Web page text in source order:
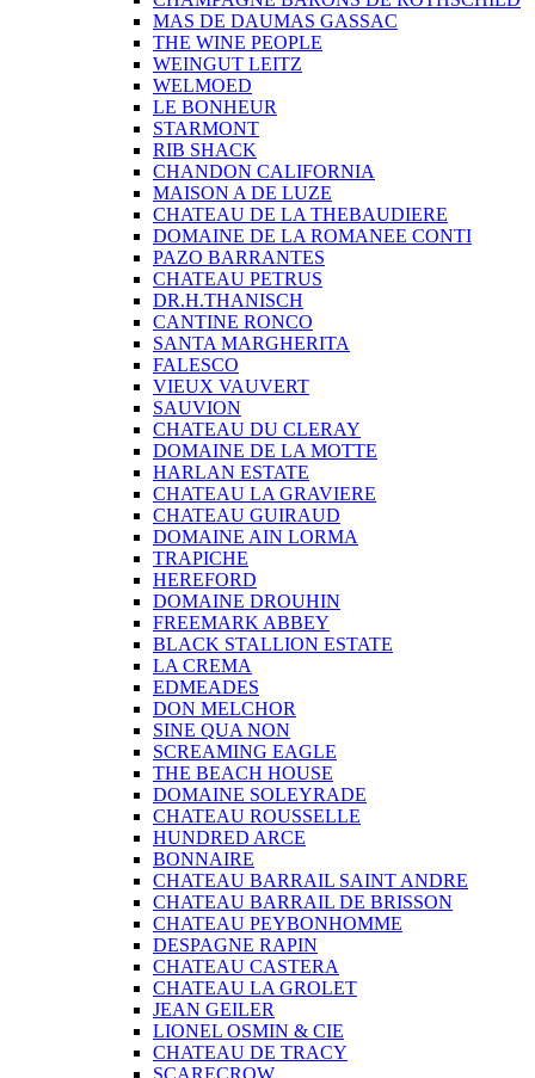
MAS DE DAUMAS GASSAC
THE WINE PEOPLE
WEINGUT LEITZ
WELMOED
LE BONHEUR
STARMONT
RIB SHACK
CHANDON CALIFORNIA
MAISON A DE LUZE
CHATEAU DE LA THEBAUDIERE
DOMAINE DE LA ROMANEE CONTI
PAZO BARRANTES
CHATEAU PETRUS
DR.H.THANISCH
CANTINE RONCO
SANTA MARGHERITA
FALESCO
VIEUX VAUVERT
SAUVION
CHATEAU DU CLERAY
DOMAINE DE LA MOTTE
HARLAN ESTATE
CHATEAU LA GRAVIERE
CHATEAU GUIRAUD
DOMAINE AIN LORMA
TRAPICHE
HEREFORD
DOMAINE DROUHIN
FREEMARK ABBEY
BLACK STALLION ESTATE
LA CREMA
EDMEADES
DON MELCHOR
SINE QUA NON
SCREAMING EAGLE
THE BEACH HOUSE
DOMAINE SOLEYRADE
CHATEAU ROUSSELLE
HUNDRED ARCE
BONNAIRE
CHATEAU BARRAIL SAINT ANDRE
CHATEAU BARRAIL DE BRISSON
CHATEAU PEYBONHOMME
DESPAGNE RAPIN
CHATEAU CASTERA
CHATEAU LA GROLET
JEAN GEILER
LIONEL OSMIN & CIE
CHATEAU DE TRACY
SCARECROW